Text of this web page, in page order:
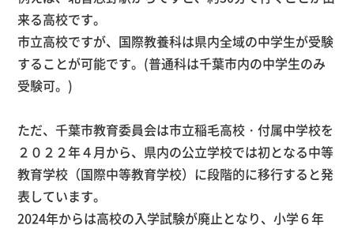
来る高校です。
市立高校ですが、国際教養科は県内全域の中学生が受験
することが可能です。 (普通科は千葉市内の中学生のみ
受験可。 )
ただ、千葉市教育委員会は市立稲毛高校・付属中学校を
２０２２年４月から、県内の公立学校では初となる中等
教育学校（国際中等教育学校）に段階的に移行すると発
表しています。
2024年からは高校の入学試験が廃止となり、小学６年